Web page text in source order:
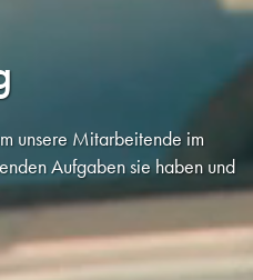
unsere Mitarbeitende im
Aufgaben sie haben und